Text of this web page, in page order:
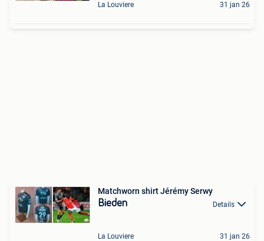
La Louviere 31 jan 26
Matchworn shirt Jérémy Serwy
Bieden Details
La Louviere 31 jan 26